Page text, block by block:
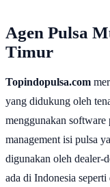
Agen Pulsa
Timur
Topindopulsa.com
yang didukung oleh
menggunakan
management isi pulsa
digunakan oleh dealer-
ada di Indonesia